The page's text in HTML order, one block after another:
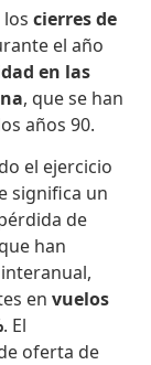
loscierres de
el año
en las
, que se han
años 90.
el ejercicio
significa un
de
que han
interanual,
envuelos
. El
oferta de